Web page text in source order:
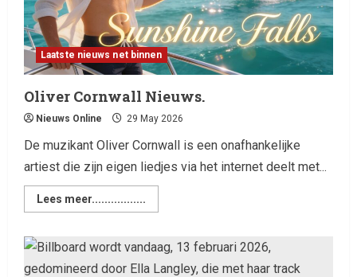
Laatste nieuws net binnen
Oliver Cornwall Nieuws.
Nieuws Online 29 May 2026
De muzikant Oliver Cornwall is een onafhankelijke
artiest die zijn eigen liedjes via het internet deelt met...
Lees meer.................